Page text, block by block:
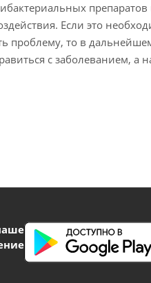
препаратов
Если это
проблему, то в
с заболеванием, а